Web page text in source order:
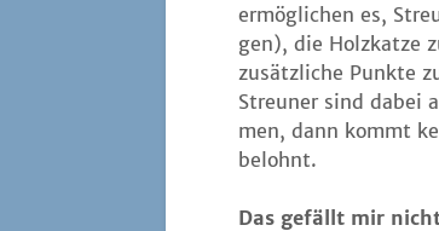
ermög­li­chen es,
gen), die Holz­kat­ze
zusätz­li­che Punk­te
Streu­ner sind dabei
men, dann kommt
belohnt.
Das gefällt mir